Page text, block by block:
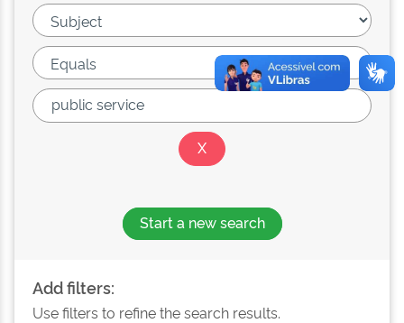
Start a new search
Add filters:
Use filters to refine the search results.